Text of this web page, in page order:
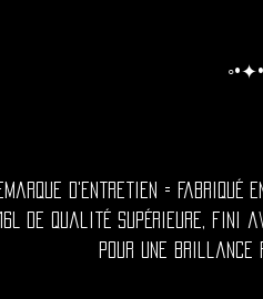
d'entretien =
de qualité supérieure, fini
pour une brillance